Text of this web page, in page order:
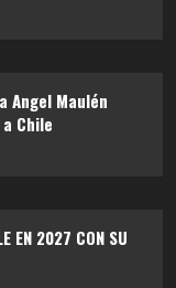
Angel Maulén
Chile
EN 2027 CON SU